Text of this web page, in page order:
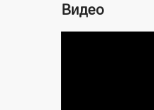
Видео